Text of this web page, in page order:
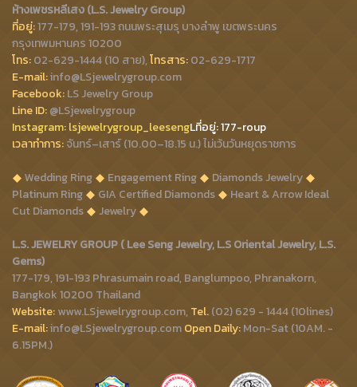
ห้างเพชรหลีเสง (L.S. Jewelry Group)
ที่อยู่:177-179, 191-193 ถนนพระสุเมรุ บางลำพู เขตพระนคร
กรุงเทพมหานคร 10200
โทร:02-629-1444 (10 สาย),โทรสาร:02-629-1717
E-mail:info@LSjewelrygroup.com
Facebook:LS Jewelry Group
Line ID:@LSjewelrygroup
Instagram:lsjewelrygroup_leesengLที่อยู่: 177-roup
เวลาทำการ:จันทร์–เสาร์ (10.00–18.15 น.) ไม่เว้นวันหยุดราชการ
Wedding Ring
Engagement Ring
Diamonds Jewelry
Platinum Ring
GIA Certified Diamonds
Heart & Arrow Ideal
Cut Diamonds
Jewelry
L.S. JEWELRY GROUP ( Lee Seng Jewelry, L.S Oriental Jewelry, L.S.
Gems)
177-179, 191-193 Phrasumain road, Banglumpoo, Phranakorn,
Bangkok 10200 Thailand
Website:www.LSjewelrygroup.com, Tel.(02) 629 - 1444 (10lines)
E-mail:info@LSjewelrygroup.comOpen Daily:Mon-Sat (10AM. -
6.15PM.)